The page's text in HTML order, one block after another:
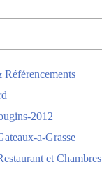
2012
a-Grasse
et Chambres